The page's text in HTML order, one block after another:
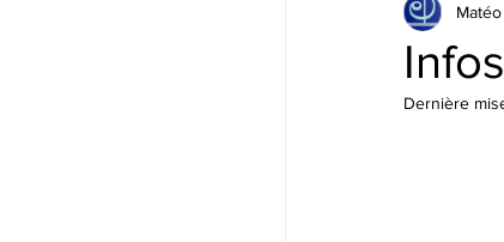
Parutions de livres,
Dernière